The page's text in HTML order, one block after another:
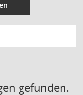
gefunden.